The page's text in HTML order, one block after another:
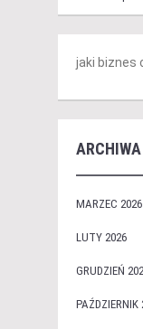
jaki biznes
ARCHIWA
MARZEC 2026
LUTY 2026
GRUDZIEŃ
PAŹDZIERNIK